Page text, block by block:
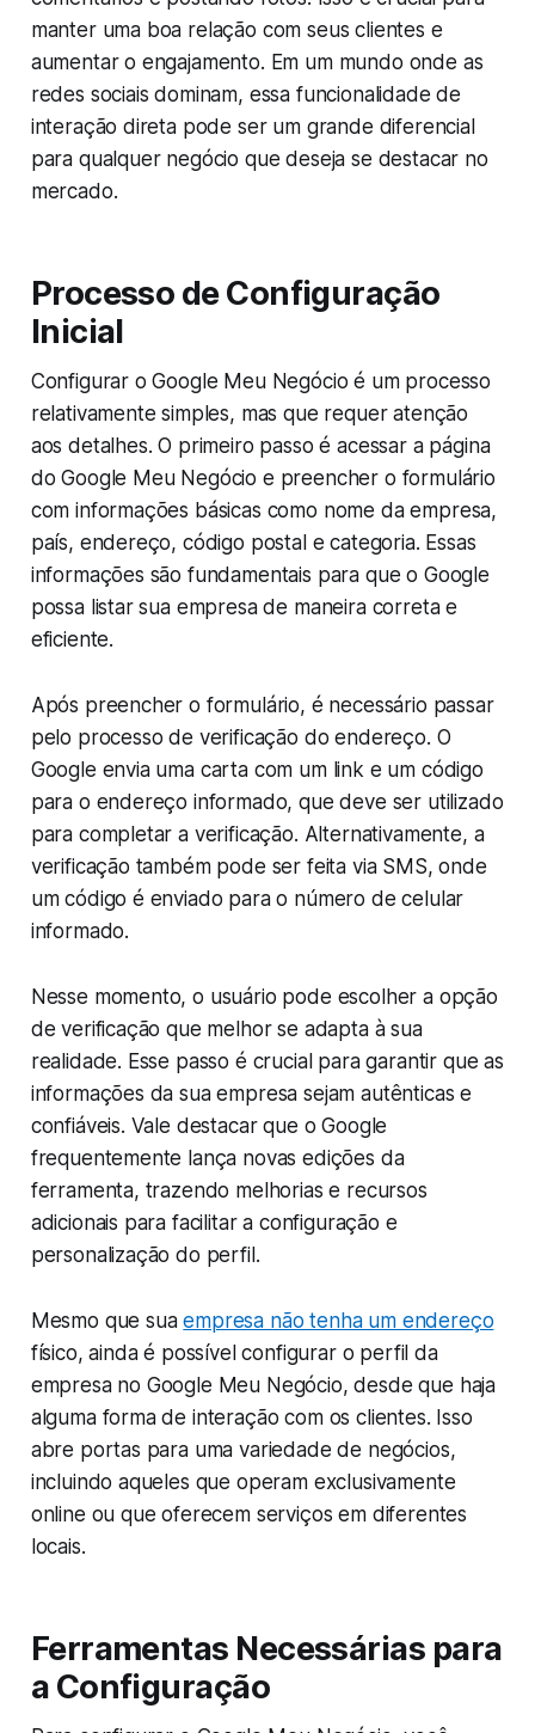
manter uma boa relação com seus clientes e
aumentar o engajamento. Em um mundo onde as
redes sociais dominam, essa funcionalidade de
interação direta pode ser um grande diferencial
para qualquer negócio que deseja se destacar no
mercado.
Processo de Configuração
Inicial
Configurar o Google Meu Negócio é um processo
relativamente simples, mas que requer atenção
aos detalhes. O primeiro passo é acessar a página
do Google Meu Negócio e preencher o formulário
com informações básicas como nome da empresa,
país, endereço, código postal e categoria. Essas
informações são fundamentais para que o Google
possa listar sua empresa de maneira correta e
eficiente.
Após preencher o formulário, é necessário passar
pelo processo de verificação do endereço. O
Google envia uma carta com um link e um código
para o endereço informado, que deve ser utilizado
para completar a verificação. Alternativamente, a
verificação também pode ser feita via SMS, onde
um código é enviado para o número de celular
informado.
Nesse momento, o usuário pode escolher a opção
de verificação que melhor se adapta à sua
realidade. Esse passo é crucial para garantir que as
informações da sua empresa sejam autênticas e
confiáveis. Vale destacar que o Google
frequentemente lança novas edições da
ferramenta, trazendo melhorias e recursos
adicionais para facilitar a configuração e
personalização do perfil.
Mesmo que suaempresa não tenha um endereço
físico, ainda é possível configurar o perfil da
empresa no Google Meu Negócio, desde que haja
alguma forma de interação com os clientes. Isso
abre portas para uma variedade de negócios,
incluindo aqueles que operam exclusivamente
online ou que oferecem serviços em diferentes
locais.
Ferramentas Necessárias para
a Configuração